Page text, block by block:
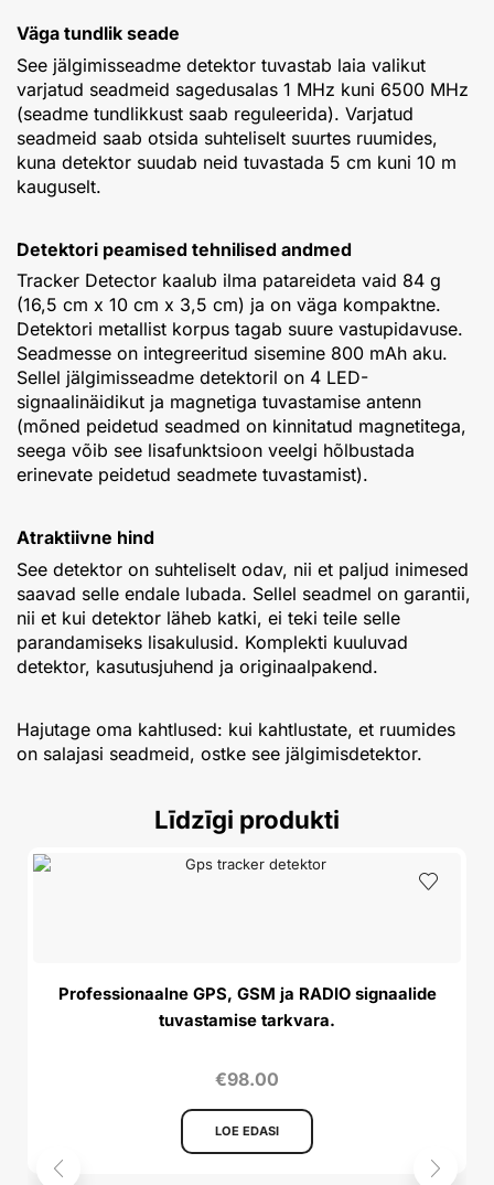
Väga tundlik seade
See jälgimisseadme detektor tuvastab laia valikut
varjatud seadmeid sagedusalas 1 MHz kuni 6500 MHz
(seadme tundlikkust saab reguleerida). Varjatud
seadmeid saab otsida suhteliselt suurtes ruumides,
kuna detektor suudab neid tuvastada 5 cm kuni 10 m
kauguselt.
Detektori peamised tehnilised andmed
Tracker Detector kaalub ilma patareideta vaid 84 g
(16,5 cm x 10 cm x 3,5 cm) ja on väga kompaktne.
Detektori metallist korpus tagab suure vastupidavuse.
Seadmesse on integreeritud sisemine 800 mAh aku.
Sellel jälgimisseadme detektoril on 4 LED-
signaalinäidikut ja magnetiga tuvastamise antenn
(mõned peidetud seadmed on kinnitatud magnetitega,
seega võib see lisafunktsioon veelgi hõlbustada
erinevate peidetud seadmete tuvastamist).
Atraktiivne hind
See detektor on suhteliselt odav, nii et paljud inimesed
saavad selle endale lubada. Sellel seadmel on garantii,
nii et kui detektor läheb katki, ei teki teile selle
parandamiseks lisakulusid. Komplekti kuuluvad
detektor, kasutusjuhend ja originaalpakend.
Hajutage oma kahtlused: kui kahtlustate, et ruumides
on salajasi seadmeid, ostke see jälgimisdetektor.
Līdzīgi produkti
Professionaalne GPS, GSM ja RADIO signaalide
tuvastamise tarkvara.
€98.00
LOE EDASI